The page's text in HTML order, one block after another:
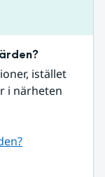
istället
i närheten